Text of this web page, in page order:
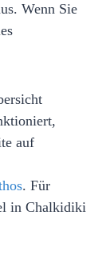
Wenn Sie
auf
. Für
in Chalkidiki